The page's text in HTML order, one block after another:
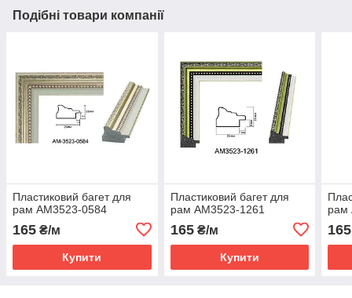
Подібні товари компанії
Пластиковий багет для
рам AM3523-0584
165 ₴/м
Купити
Пластиковий багет для
рам AM3523-1261
165₴/м
Купити
рам
165